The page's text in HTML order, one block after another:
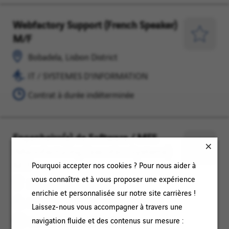
Pourquoi accepter nos cookies ? Pour nous aider à
vous connaître et à vous proposer une expérience
enrichie et personnalisée sur notre site carrières !
Laissez-nous vous accompagner à travers une
navigation fluide et des contenus sur mesure :
Webfactory Support (French Speaker)
M/F
Bobadela, Lisbon District
Bobadela,
Lisbon
District
IT / SYSTEMES D'INFORMATION
IT
/
SYSTEMES
D'INFORMATION
Contrat à durée indéterminée
Engenheiro(a) de Software / MES
Bobadela, Lisbon District
Bobadela,
District
INGENIERIE / ETUDES / METHODES
INGENIERIE
ETUDES
METHODES
Contrat à durée déterminée